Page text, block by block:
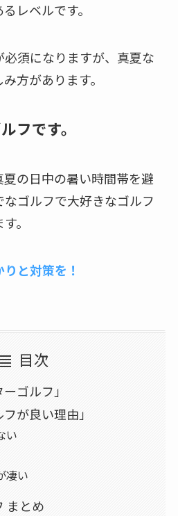
レベルです。
須になりますが、真夏な
方があります。
フです。
の日中の暑い時間帯を避
ゴルフで大好きなゴルフ
。
と対策を！
目次
ゴルフ」
が良い理由」
い
凄い
まとめ